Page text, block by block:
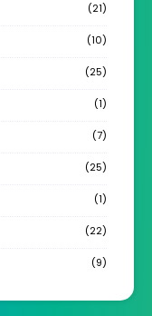
(21)
(10)
(25)
(1)
(7)
(25)
(1)
(22)
(9)